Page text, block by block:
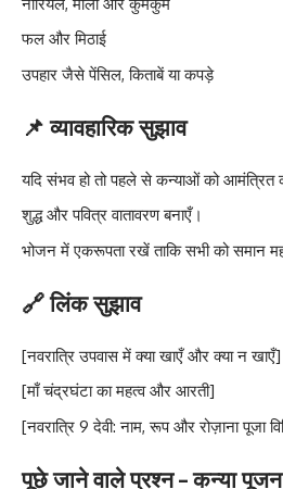
फल और मिठाई
उपहार जैसे पेंसिल, किताबें या कपड़े
📌 व्यावहारिक सुझाव
यदि संभव हो तो पहले से कन्याओं को आमंत्रित
शुद्ध और पवित्र वातावरण बनाएँ।
भोजन में एकरूपता रखें ताकि सभी को समान
🔗 लिंक सुझाव
[नवरात्रि उपवास में क्या खाएँ और क्या न खाएँ]
[माँ चंद्रघंटा का महत्व और आरती]
[नवरात्रि 9 देवी: नाम, रूप और रोज़ाना पूजा
पूछे जाने वाले प्रश्न – कन्या पूजन